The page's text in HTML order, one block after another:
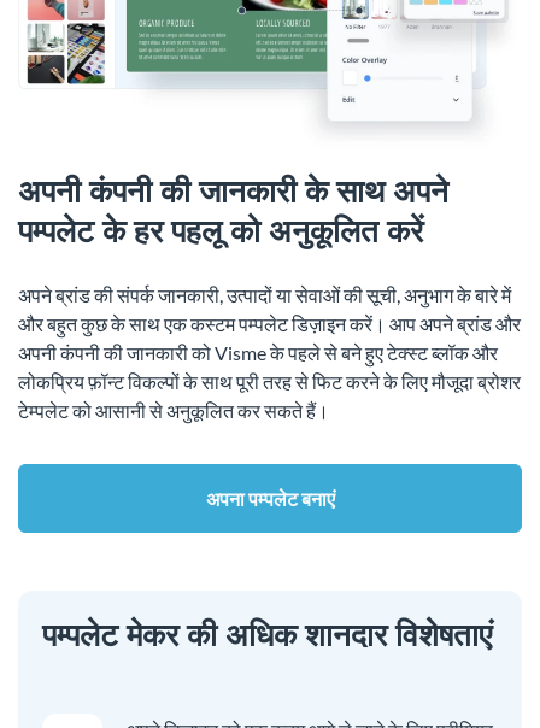
अपनी कंपनी की जानकारी के साथ अपने
पम्पलेट के हर पहलू को अनुकूलित करें
अपने ब्रांड की संपर्क जानकारी, उत्पादों या सेवाओं की सूची, अनुभाग के बारे में
और बहुत कुछ के साथ एक कस्टम पम्पलेट डिज़ाइन करें। आप अपने ब्रांड और
अपनी कंपनी की जानकारी को Visme के पहले से बने हुए टेक्स्ट ब्लॉक और
लोकप्रिय फ़ॉन्ट विकल्पों के साथ पूरी तरह से फिट करने के लिए मौजूदा ब्रोशर
टेम्पलेट को आसानी से अनुकूलित कर सकते हैं।
अपना पम्पलेट बनाएं
पम्पलेट मेकर की अधिक शानदार विशेषताएं